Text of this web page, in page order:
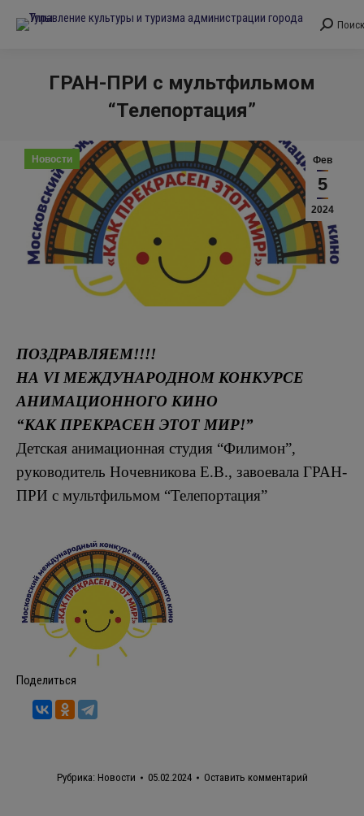
Поиск:
Поиск
ГРАН-ПРИ с мультфильмом
“Телепортация”
Фев
5
2024
Новости
ПОЗДРАВЛЯЕМ!!!!
НА VI МЕЖДУНАРОДНОМ КОНКУРСЕ
АНИМАЦИОННОГО КИНО
“КАК ПРЕКРАСЕН ЭТОТ МИР!”
Детская анимационная студия “Филимон”,
руководитель Ночевникова Е.В., завоевала ГРАН-
ПРИ с мультфильмом “Телепортация”
Поделиться
Рубрика: Новости 05.02.2024 Оставить комментарий